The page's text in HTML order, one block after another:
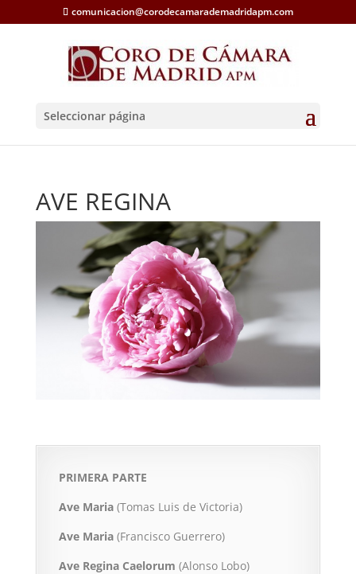
comunicacion@corodecamarademadridapm.com
Seleccionar página
AVE REGINA
PRIMERA PARTE
Ave Maria(Tomas Luis de Victoria)
Ave Maria(Francisco Guerrero)
Ave Regina Caelorum (Alonso Lobo)